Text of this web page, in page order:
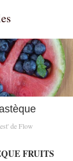
de Flow
FRUITS